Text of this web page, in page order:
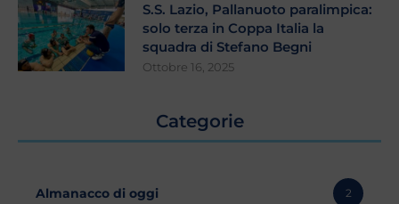
S.S. Lazio, Pallanuoto paralimpica:
solo terza in Coppa Italia la
squadra di Stefano Begni
Ottobre 16, 2025
Categorie
Almanacco di oggi 2